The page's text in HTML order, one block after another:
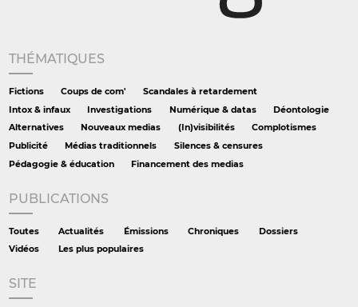
THÉMATIQUES
Fictions Coups de com'
Scandales à retardement
Intox & infaux
Investigations Numérique & datas
Déontologie
Alternatives
Nouveaux medias (In)visibilités
Complotismes
Publicité
Médias traditionnels
Silences & censures
Pédagogie & éducation
Financement des medias
PUBLICATIONS
Toutes Actualités Émissions Chroniques
Dossiers
Vidéos
Les plus populaires
SITE